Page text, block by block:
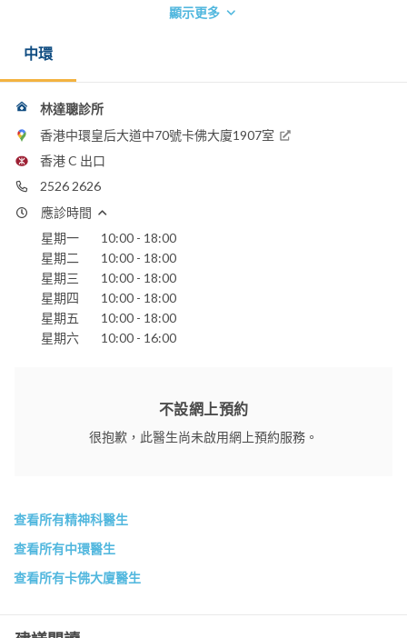
英國倫敦大學精神病學文憑 1974
愛爾蘭皇家內科醫學院院士 1977
香港醫學專科學院院士(內科) 1993
香港醫學專科學院院士 (精神科) 1993
愛爾蘭皇家內科醫學院榮授院士 2003
電話：
2526 2626
電郵：
drtclam@gmail.com
顯示更多
中環
林達聰診所
香港中環皇后大道中70號卡佛大廈1907室
香港 C 出口
2526 2626
應診時間
星期一
10:00 - 18:00
星期二
10:00 - 18:00
星期三
10:00 - 18:00
星期四
10:00 - 18:00
星期五
10:00 - 18:00
星期六
10:00 - 16:00
不設網上預約
很抱歉，此醫生尚未啟用網上預約服務。
查看所有精神科醫生
查看所有中環醫生
查看所有卡佛大廈醫生